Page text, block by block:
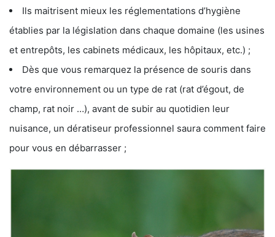
Ils maitrisent mieux les réglementations d’hygiène
établies par la législation dans chaque domaine (les usines
et entrepôts, les cabinets médicaux, les hôpitaux, etc.) ;
Dès que vous remarquez la présence de souris dans
votre environnement ou un type de rat (rat d’égout, de
champ, rat noir …), avant de subir au quotidien leur
nuisance, un dératiseur professionnel saura comment faire
pour vous en débarrasser ;